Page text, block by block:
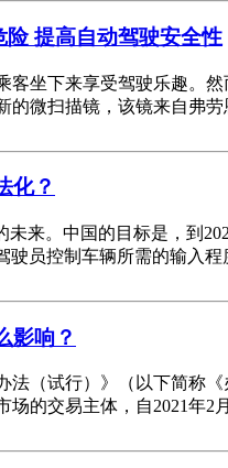
提高自动驾驶安全性
坐下来享受驾驶乐趣。
微扫描镜，该镜来自弗
化？
来。中国的目标是，到
员控制车辆所需的输入程
影响？
法（试行）》（以下简称
的交易主体，自2021年2